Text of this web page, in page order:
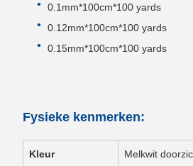
0.1mm*100cm*100 yards
0.12mm*100cm*100 yards
0.15mm*100cm*100 yards
Fysieke kenmerken:
Kleur Melkwit